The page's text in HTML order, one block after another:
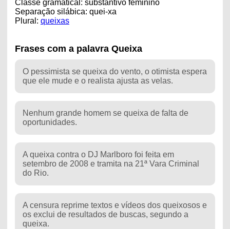
Classe gramatical: substantivo feminino
Separação silábica: quei-xa
Plural: queixas
Frases com a palavra Queixa
O pessimista se queixa do vento, o otimista espera
que ele mude e o realista ajusta as velas.
Nenhum grande homem se queixa de falta de
oportunidades.
A queixa contra o DJ Marlboro foi feita em
setembro de 2008 e tramita na 21ª Vara Criminal
do Rio.
A censura reprime textos e vídeos dos queixosos e
os exclui de resultados de buscas, segundo a
queixa.